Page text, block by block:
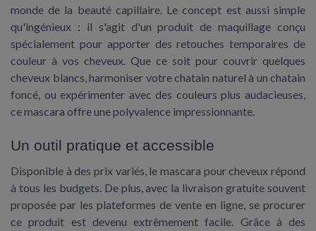
monde de la beauté capillaire. Le concept est aussi simple
qu'ingénieux : il s'agit d'un produit de maquillage conçu
spécialement pour apporter des retouches temporaires de
couleur à vos cheveux. Que ce soit pour couvrir quelques
cheveux blancs, harmoniser votrechatain naturel à un chatain
foncé, ou expérimenter avec des couleurs plus audacieuses,
ce mascara offre une polyvalence impressionnante.
Un outil pratique et accessible
Disponible à des prix variés, le mascara pour cheveux répond
à tous les budgets. De plus, avec la livraison gratuite souvent
proposée par les plateformes de vente en ligne, se procurer
ce produit est devenu extrêmement facile. Grâce à des